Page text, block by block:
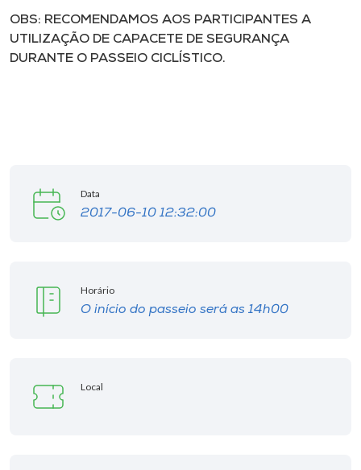
OBS: RECOMENDAMOS AOS PARTICIPANTES A
UTILIZAÇÃO DE CAPACETE DE SEGURANÇA
DURANTE O PASSEIO CICLÍSTICO.
Data
2017-06-10 12:32:00
Horário
O início do passeio será as 14h00
Local